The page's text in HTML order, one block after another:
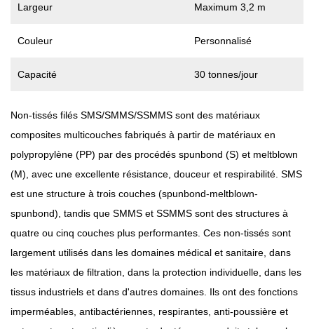
Largeur Maximum 3,2 m
Couleur Personnalisé
Capacité 30 tonnes/jour
Non-tissés filés SMS/SMMS/SSMMS sont des matériaux
composites multicouches fabriqués à partir de matériaux en
polypropylène (PP) par des procédés spunbond (S) et meltblown
(M), avec une excellente résistance, douceur et respirabilité. SMS
est une structure à trois couches (spunbond-meltblown-
spunbond), tandis que SMMS et SSMMS sont des structures à
quatre ou cinq couches plus performantes. Ces non-tissés sont
largement utilisés dans les domaines médical et sanitaire, dans
les matériaux de filtration, dans la protection individuelle, dans les
tissus industriels et dans d'autres domaines. Ils ont des fonctions
imperméables, antibactériennes, respirantes, anti-poussière et